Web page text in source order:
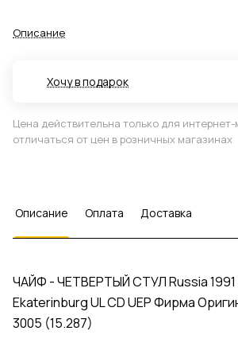
Описание
Хочу в подарок
Цена действительна только для
отличаться от цен в розничных магазинах
Описание Оплата Доставка
ЧАЙФ - ЧЕТВЕРТЫЙ СТУЛ Russia
Ekaterinburg UL CD UEP Фирма
3005 (15.287)